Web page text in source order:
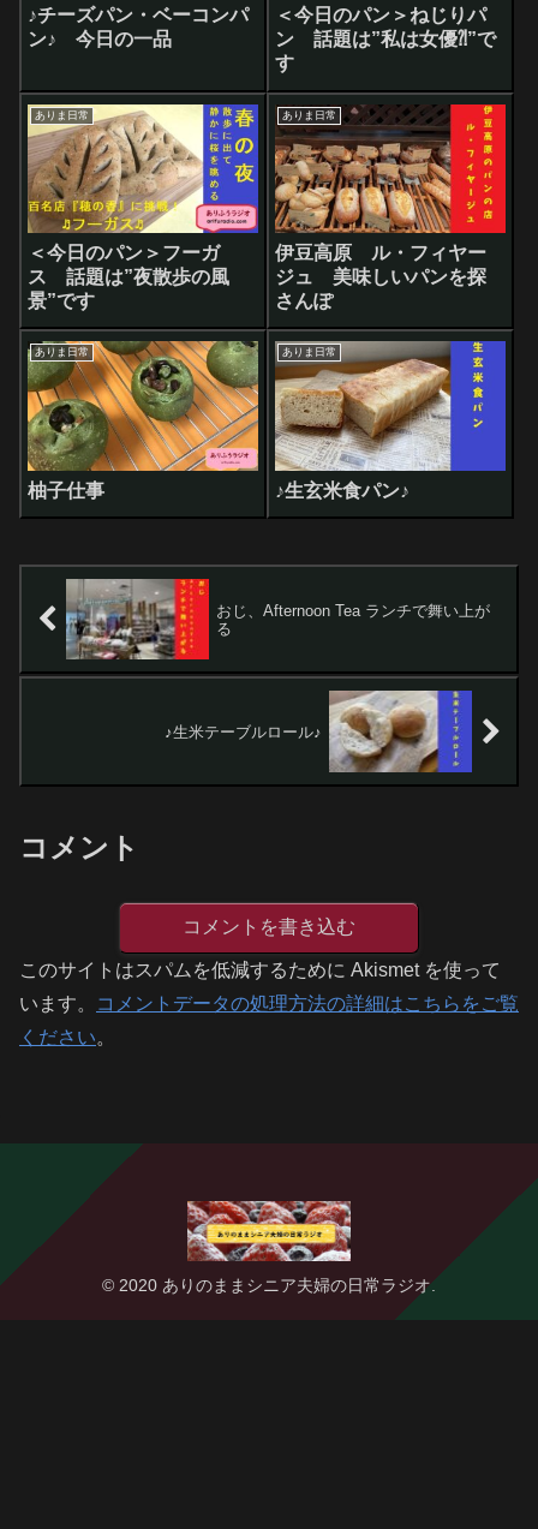
♪チーズパン・ベーコンパ
ン♪ 今日の一品
＜今日のパン＞ねじりパ
ン 話題は”私は女優⁈”で
す
ありま日常
＜今日のパン＞フーガ
ス 話題は”夜散歩の風
景”です
ありま日常
伊豆高原 ル・フィヤー
ジュ 美味しいパンを探
さんぽ
ありま日常
柚子仕事
ありま日常
♪生玄米食パン♪
おじ、Afternoon Tea ランチで舞い上が
る
♪生米テーブルロール♪
コメント
コメントを書き込む
このサイトはスパムを低減するために Akismet を使って
います。
コメントデータの処理方法の詳細はこちらをご覧
ください。
© 2020 ありのままシニア夫婦の日常ラジオ.